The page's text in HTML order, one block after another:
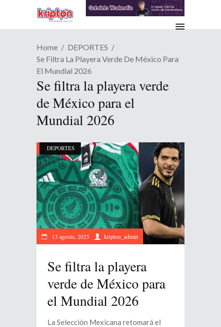
Home
DEPORTES
Se Filtra La Playera Verde De México Para
El Mundial 2026
Se filtra la playera verde
de México para el
Mundial 2026
DEPORTES
13 agosto, 2025 kripton_admin
Se filtra la playera
verde de México para
el Mundial 2026
La Selección Mexicana retomará el